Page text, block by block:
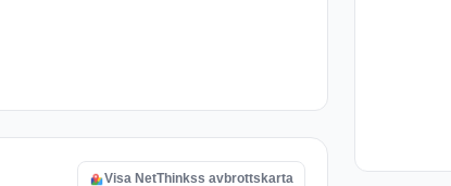
Visa NetThinkss avbrottskarta